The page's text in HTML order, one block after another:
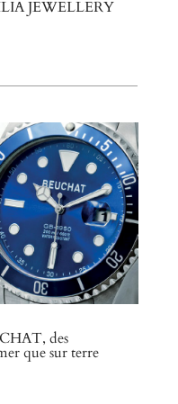
JEWELLERY
des
que sur terre